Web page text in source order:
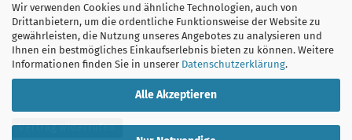
Wir verwenden Cookies und ähnliche Technologien, auch von
Drittanbietern, um die ordentliche Funktionsweise der Website zu
gewährleisten, die Nutzung unseres Angebotes zu analysieren und
Ihnen ein bestmögliches Einkaufserlebnis bieten zu können. Weitere
Informationen finden Sie in unserer Datenschutzerklärung.
Alle Akzeptieren
Die Beschreibungen, Zeichnungen und Angaben zur
Verwendung sind sorgfältig überprüft worden.
Vertrag widerrufen